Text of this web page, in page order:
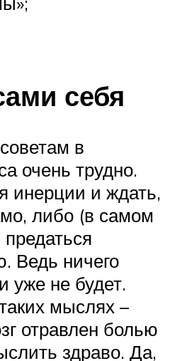
себя
в
очень трудно.
инерции и ждать,
либо (в самом
Ведь ничего
уже не будет.
мыслях –
отравлен болью
здраво. Да,